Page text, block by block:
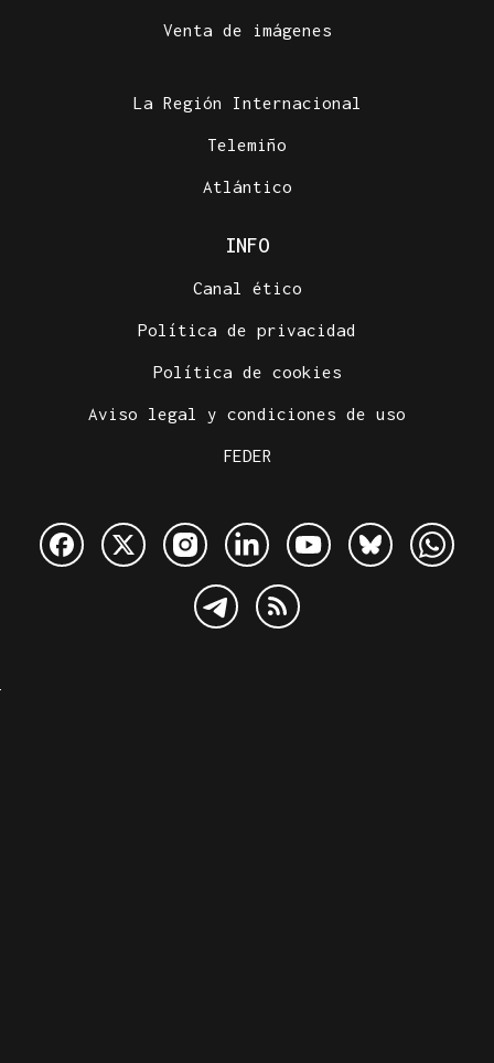
Venta de imágenes
La Región Internacional
Telemiño
Atlántico
INFO
Canal ético
Política de privacidad
Política de cookies
Aviso legal y condiciones de uso
FEDER